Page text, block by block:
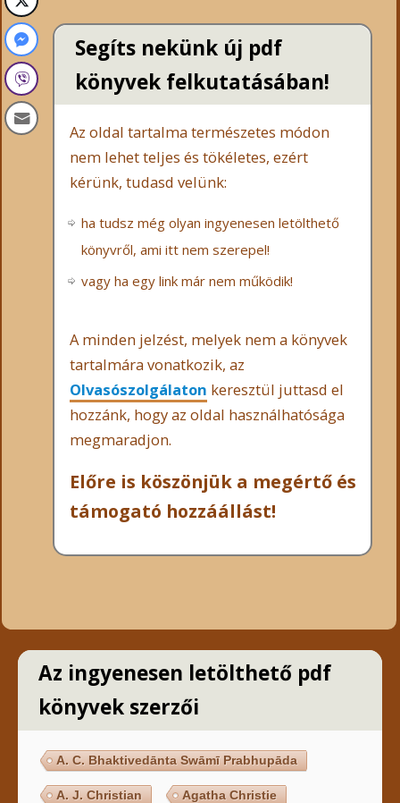
Segíts nekünk új pdf
könyvek felkutatásában!
Az oldal tartalma természetes módon
nem lehet teljes és tökéletes, ezért
kérünk, tudasd velünk:
ha tudsz még olyan ingyenesen letölthető
könyvről, ami itt nem szerepel!
vagy ha egy link már nem működik!
A minden jelzést, melyek nem a könyvek
tartalmára vonatkozik, az
Olvasószolgálaton keresztül juttasd el
hozzánk, hogy az oldal használhatósága
megmaradjon.
Előre is köszönjük a megértő és
támogató hozzáállást!
Az ingyenesen letölthető pdf
könyvek szerzői
A. C. Bhaktivedānta Swāmī Prabhupāda
A. J. Christian Agatha Christie